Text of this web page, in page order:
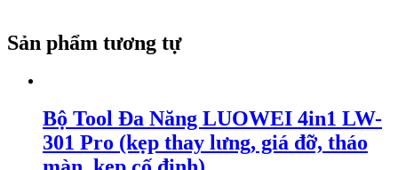
Sản phẩm tương tự
Bộ Tool Đa Năng LUOWEI 4in1 LW-
301 Pro (kẹp thay lưng, giá đỡ, tháo